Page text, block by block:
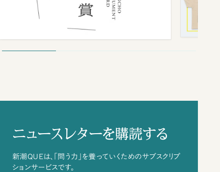
ニュースレターを購読する
新潮QUEは、「問う力」を養っていくためのサブスクリプ
ションサービスです。